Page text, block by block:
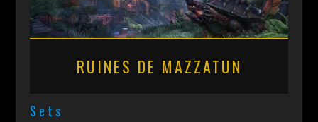
RUINES DE MAZZATUN
Sets